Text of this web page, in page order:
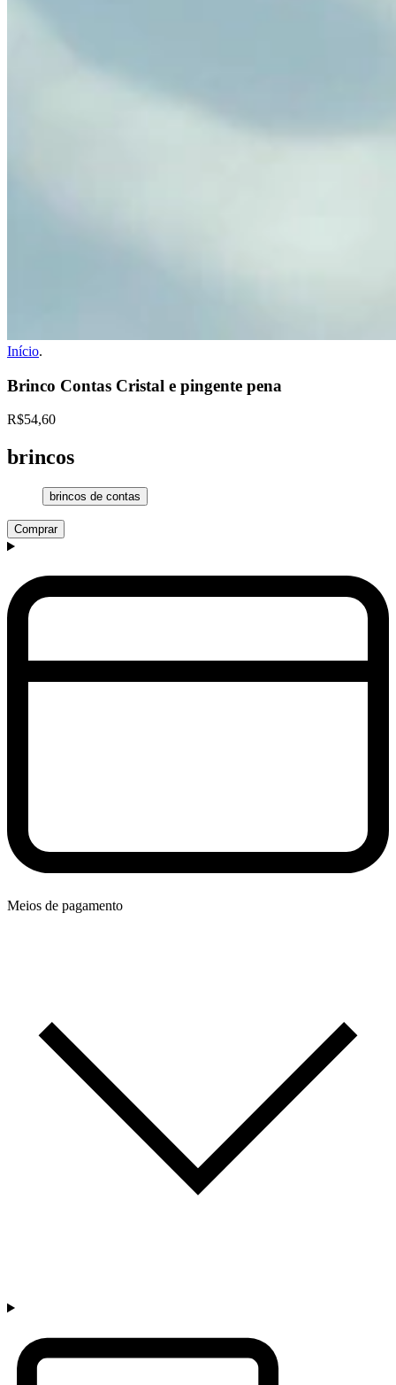
Início.
Brinco Contas Cristal e pingente pena
R$54,60
brincos
brincos de contas
Comprar
Meios de pagamento